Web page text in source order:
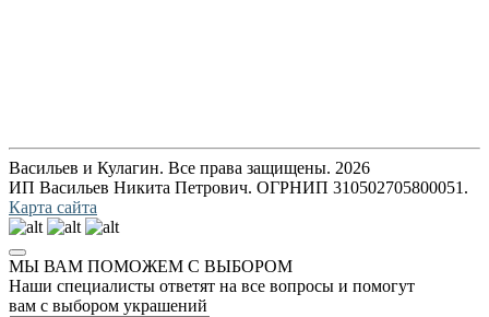
Васильев и Кулагин. Все права защищены. 2026
ИП Васильев Никита Петрович. ОГРНИП 310502705800051.
Карта сайта
МЫ ВАМ ПОМОЖЕМ С ВЫБОРОМ
Наши специалисты ответят на все вопросы и помогут
вам с выбором украшений